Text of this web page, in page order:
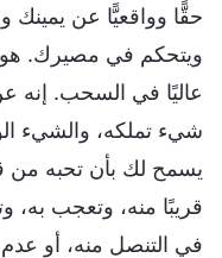
حقًّا وواقعيًّا عن يمينك
ويتحكم في مصيرك. هو
عاليًا في السحب. إنه
شيء تملكه، والشيء
يسمح لك بأن تحبه من
قريبًا منه، وتعجب به،
في التنصل منه، أو عدم